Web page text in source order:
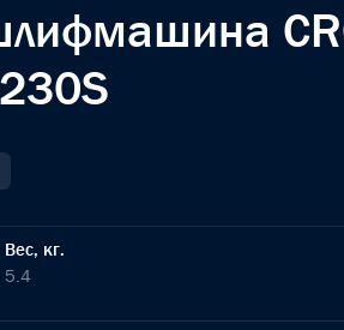
Вес, кг.
5.4